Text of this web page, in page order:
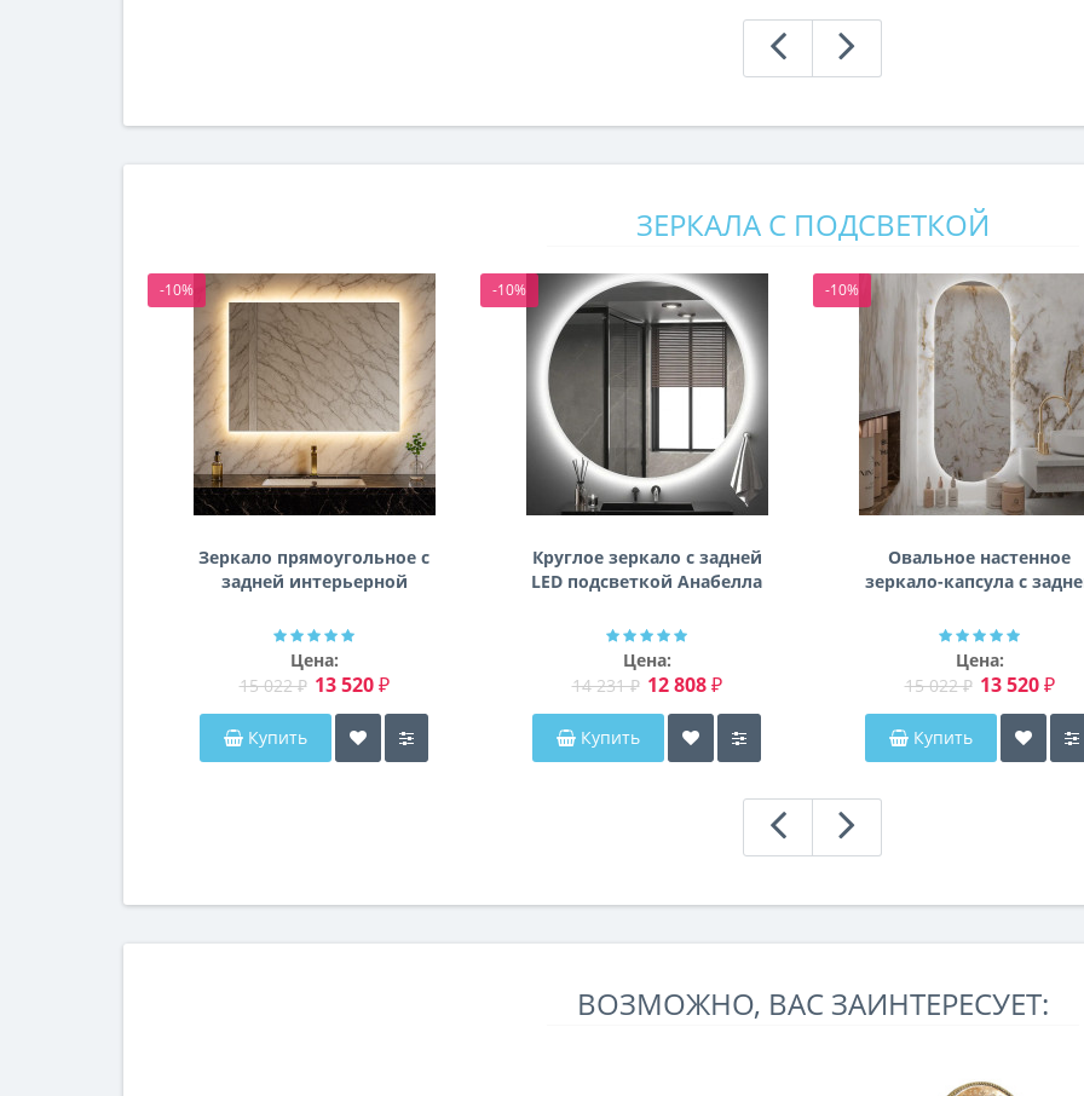
ЗЕРКАЛА С ПОДСВЕТКОЙ
-10%
Зеркало прямоугольное с
задней интерьерной
Далтон
Цена:
15 022 ₽ 13 520 ₽
Купить
-10%
Круглое зеркало с задней
LED подсветкой Анабелла
Цена:
14 231 ₽ 12 808 ₽
Купить
-10%
Овальное настенное
зеркало-капсула с
Мэриэнн
Цена:
15 022 ₽ 13 520 ₽
Купить
ВОЗМОЖНО, ВАС ЗАИНТЕРЕСУЕТ: